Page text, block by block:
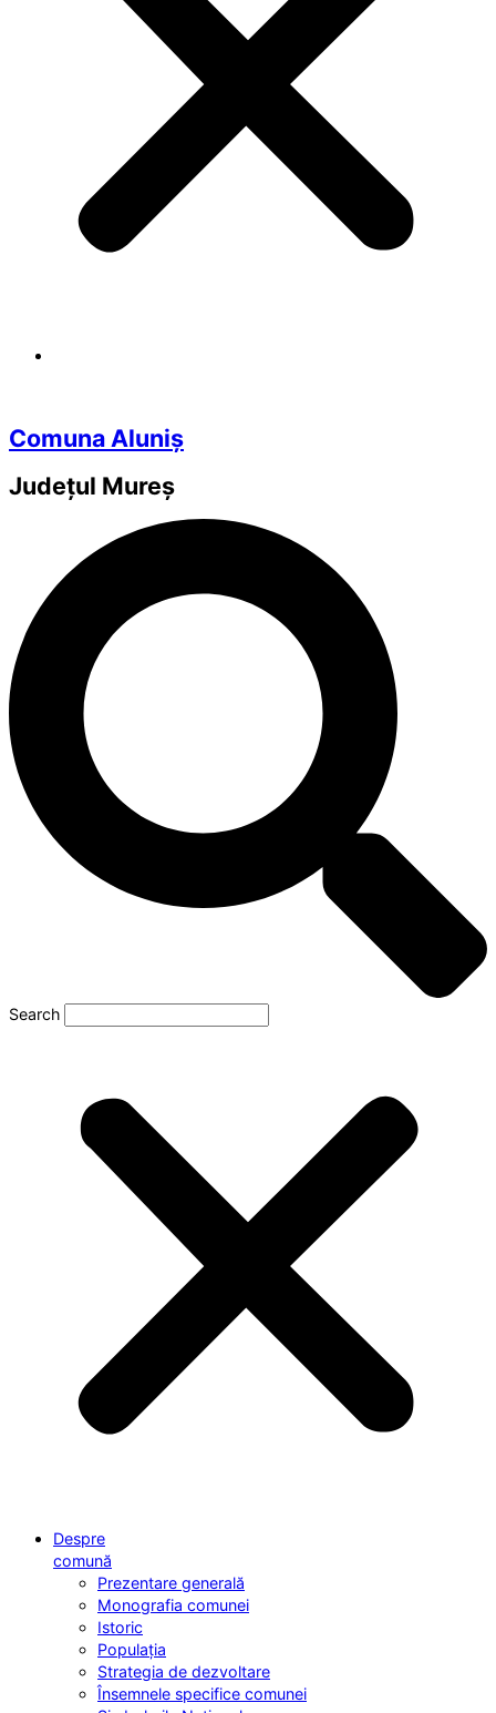
Comuna Aluniș
Județul Mureș
Search
Despre
comună
Prezentare generală
Monografia comunei
Istoric
Populația
Strategia de dezvoltare
Însemnele specifice comunei